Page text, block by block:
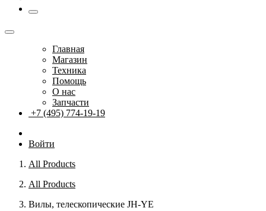
Главная
Магазин
Техника
Помощь
О нас
Запчасти
+7 (495) 774-19-19
Войти
All Products
All Products
Вилы, телескопические JH-YE